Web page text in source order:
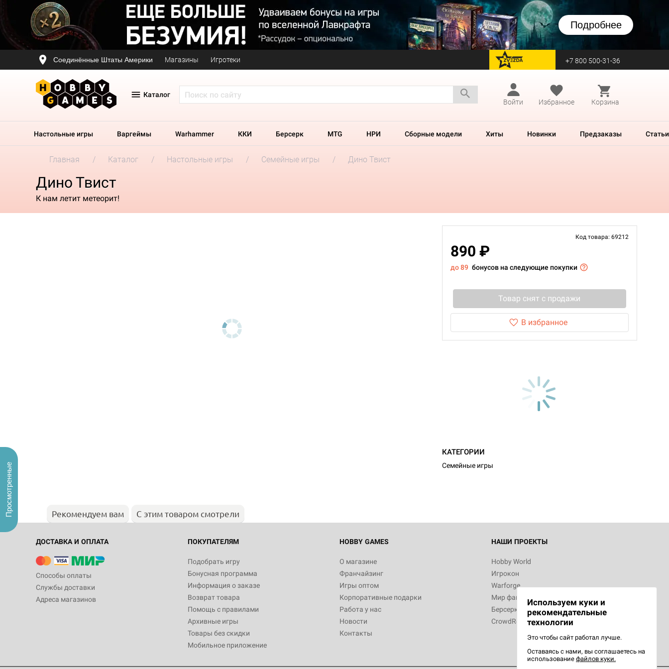
Подробнее
Соединённые Штаты Америки Магазины Игротеки перейти на Zvezda +7 800 500-31-36
Каталог
Войти
Избранное Корзина
Настольные игры Варгеймы Warhammer ККИ Берсерк MTG НРИ Сборные модели Хиты Новинки Предзаказы Статьи
Главная Каталог Настольные игры Семейные игры Дино Твист
Дино Твист
К нам летит метеорит!
Код товара: 69212
890 ₽
до 89 бонусов на следующие покупки
Товар снят с продажи
В избранное
КАТЕГОРИИ
Семейные игры
Рекомендуем вам С этим товаром смотрели
ДОСТАВКА И ОПЛАТА
Способы оплаты
Службы доставки
Адреса магазинов
ПОКУПАТЕЛЯМ
Подобрать игру
Бонусная программа
Информация о заказе
Возврат товара
Помощь с правилами
Архивные игры
Товары без скидки
Мобильное приложение
HOBBY GAMES
О магазине
Франчайзинг
Игры оптом
Корпоративные подарки
Работа у нас
Новости
Контакты
НАШИ ПРОЕКТЫ
Hobby World
Игрокон
Warforge
Мир фантастики
Берсерк
CrowdRepublic
Используем куки и
рекомендательные
технологии
Это чтобы сайт работал лучше.
Оставаясь с нами, вы соглашаетесь на
использование файлов куки.
Просмотренные
Настольная игра Hobby World Журнал
"Мир фантастики. Спецвыпуск: Братья
империи: Боевая тревога
799
Настольная игра Hobby World Сумерки
империи. Четвёртая редакция: Грозовой
Рубеж
12 990